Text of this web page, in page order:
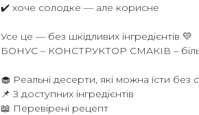
✔️ хоче солодке — але корисне
Усе це — без шкідливих інгредієнтів 💛
БОНУС – КОНСТРУКТОР СМАКІВ –
🧁 Реальні десерти, які можна їсти без
📌 З доступних інгредієнтів
📖 Перевірені рецепт